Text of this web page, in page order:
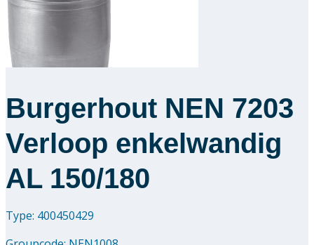
Burgerhout NEN 7203
Verloop enkelwandig
AL 150/180
Type: 400450429